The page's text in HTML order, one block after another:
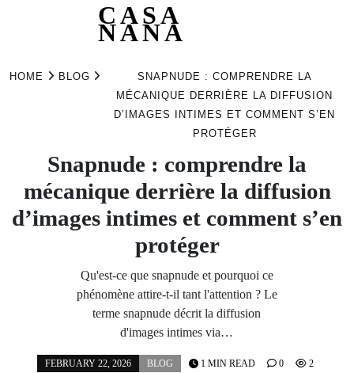
CASA
NANA
HOME BLOG
SNAPNUDE : COMPRENDRE LA
MÉCANIQUE DERRIÈRE LA DIFFUSION
D’IMAGES INTIMES ET COMMENT S’EN
PROTÉGER
Snapnude : comprendre la
mécanique derrière la diffusion
d’images intimes et comment s’en
protéger
Qu'est-ce que snapnude et pourquoi ce
phénomène attire-t-il tant l'attention ? Le
terme snapnude décrit la diffusion
d'images intimes via…
FEBRUARY 22, 2026
BLOG
1 MIN READ 0 2